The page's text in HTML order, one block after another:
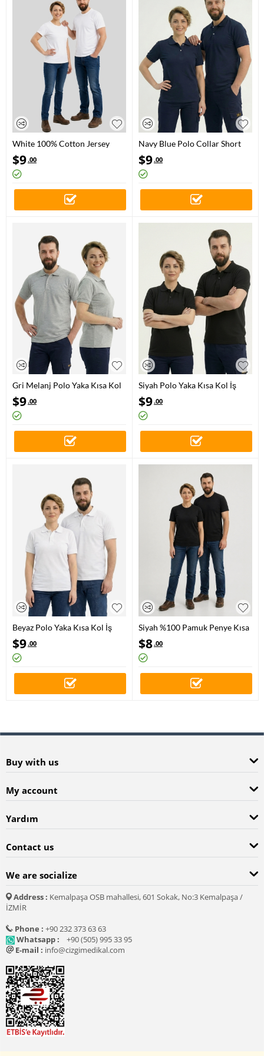
White 100% Cotton Jersey
Short Sleeve T-Shirt
$9.00
Navy Blue Polo Collar Short
Sleeve Work T-Shirt Lacoste
Fabric
$9.00
Gri Melanj Polo Yaka Kısa Kol
İş Tişörtü Penye Lacoste
Kumaş
$9.00
Siyah Polo Yaka Kısa Kol İş
Tişörtü Penye Lacoste Kumaş
$9.00
Beyaz Polo Yaka Kısa Kol İş
Tişörtü Penye Lacoste Kumaş
$9.00
Siyah %100 Pamuk Penye Kısa
Kol Tişört
$8.00
Buy with us
My account
Yardım
Contact us
We are socialize
Address : Kemalpaşa OSB mahallesi, 601 Sokak, No:3 Kemalpaşa /
İZMİR
Phone : +90 232 373 63 63
Whatsapp :
+90 (505) 995 33 95
E-mail : info@cizgimedikal.com